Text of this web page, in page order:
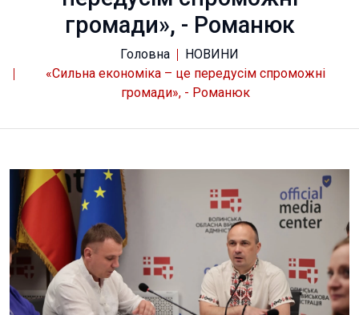
громади», - Романюк
Головна
НОВИНИ
«Сильна економіка – це передусім спроможні
громади», - Романюк